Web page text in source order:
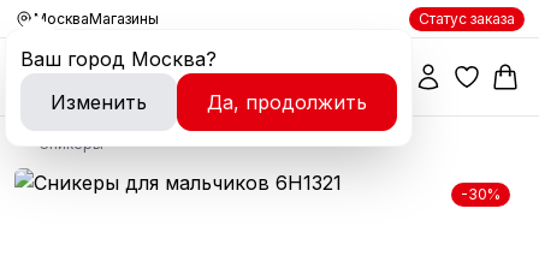
Москва
Ваш город Москва?
Изменить
Да, продолжить
Магазины Статус заказа
Сникеры
-30%